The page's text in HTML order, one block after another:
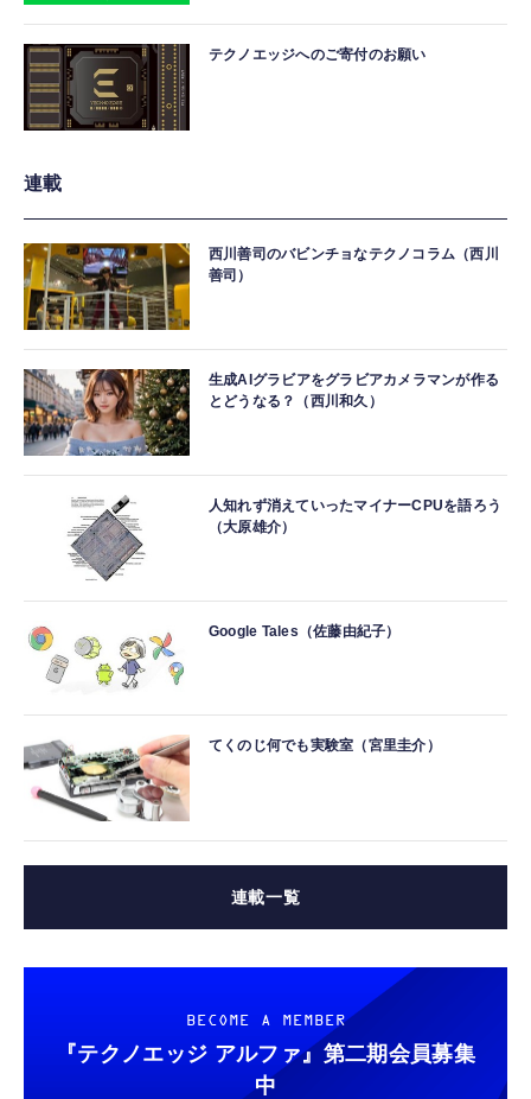
テクノエッジへのご寄付のお願い
連載
西川善司のバビンチョなテクノコラム（西川
善司）
生成AIグラビアをグラビアカメラマンが作る
とどうなる？（西川和久）
人知れず消えていったマイナーCPUを語ろう
（大原雄介）
Google Tales（佐藤由紀子）
てくのじ何でも実験室（宮里圭介）
連載一覧
BECOME A MEMBER
『テクノエッジ アルファ』 第二期会員募集
中